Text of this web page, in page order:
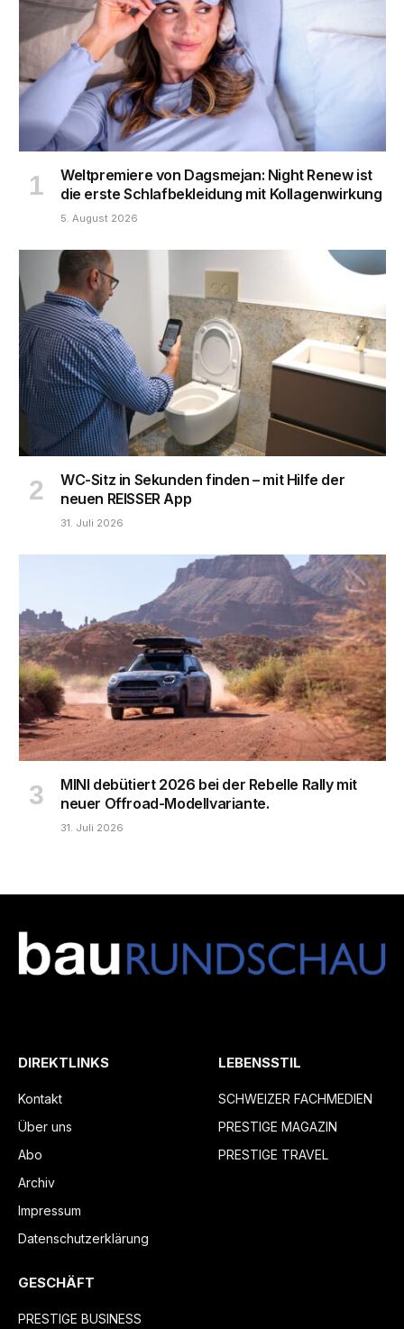
Weltpremiere von Dagsmejan: Night Renew ist
die erste Schlafbekleidung mit Kollagenwirkung
5. August 2026
WC-Sitz in Sekunden finden – mit Hilfe der
neuen REISSER App
31. Juli 2026
MINI debütiert 2026 bei der Rebelle Rally mit
neuer Offroad-Modellvariante.
31. Juli 2026
DIREKTLINKS
Kontakt
Über uns
Abo
Archiv
Impressum
Datenschutzerklärung
LEBENSSTIL
SCHWEIZER FACHMEDIEN
PRESTIGE MAGAZIN
PRESTIGE TRAVEL
GESCHÄFT
PRESTIGE BUSINESS